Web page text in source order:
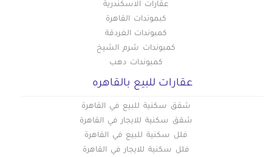
عقارات الاسكندرية
كبموندات القاهرة
كمبوندات الغردقة
كمبوندات شرم الشيخ
كمبوندات دهب
عقارات للبيع بالقاهره
شقق سكنية للبيع في القاهرة
شقق سكنية للايجار في القاهرة
فلل سكنية للبيع في القاهرة
فلل سكنية للايجار في القاهرة